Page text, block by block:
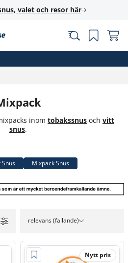
valet och resor här
inom tobakssnus och vitt
snus.
Snus Mixpack Snus
relevans (fallande)
Nytt pris